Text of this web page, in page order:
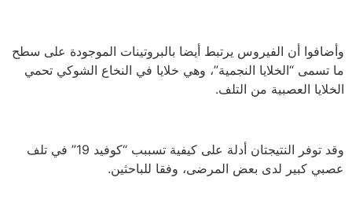
وأضافوا أن الفيروس يرتبط أيضا بالبروتينات الموجودة على سطح
ما تسمى “الخلايا النجمية”، وهي خلايا في النخاع الشوكي تحمي
الخلايا العصبية من التلف.
وقد توفر النتيجتان أدلة على كيفية تسببب “كوفيد 19” في تلف
عصبي كبير لدى بعض المرضى، وفقا للباحثين.